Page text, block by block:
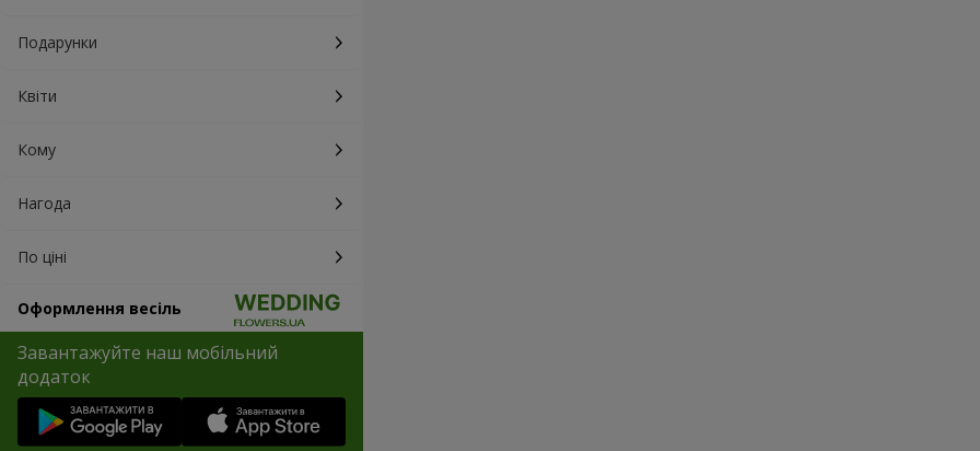
Подарунки
Квіти
Кому
Нагода
По ціні
Оформлення весіль
Завантажуйте наш мобільний
додаток